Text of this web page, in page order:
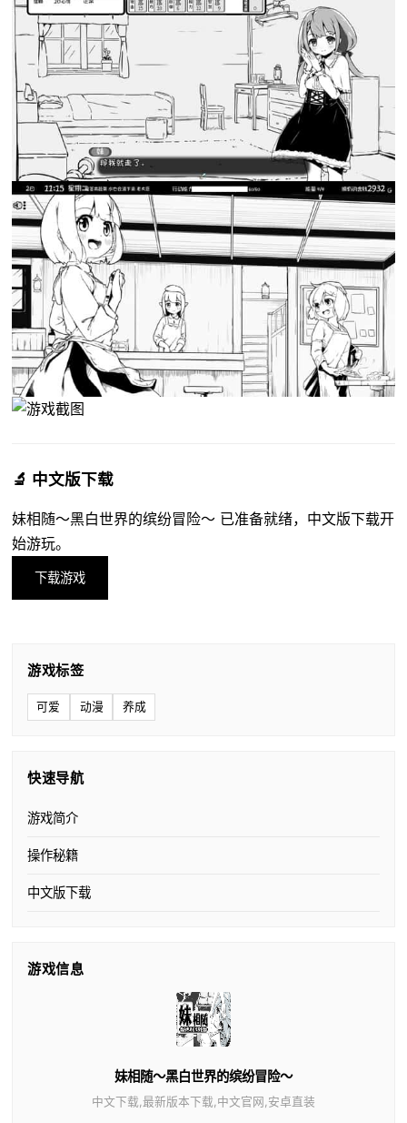
🔬 中文版下载
妹相随～黑白世界的缤纷冒险～ 已准备就绪，中文版下载开
始游玩。
下载游戏
游戏标签
可爱 动漫 养成
快速导航
游戏简介
操作秘籍
中文版下载
游戏信息
妹相随～黑白世界的缤纷冒险～
中文下载,最新版本下载,中文官网,安卓直装